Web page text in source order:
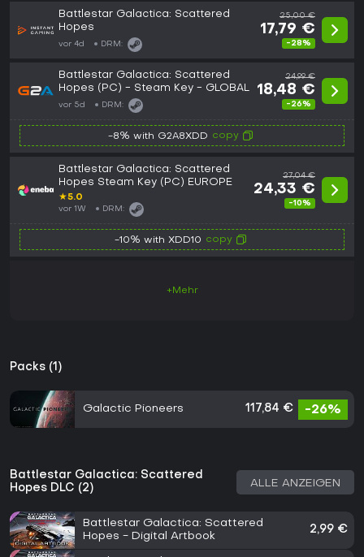
Battlestar Galactica: Scattered
Hopes
vor 4d DRM:
25,00 €
17,79 €
-28%
Battlestar Galactica: Scattered
Hopes (PC) - Steam Key - GLOBAL
vor 5d DRM:
24,99 €
18,48 €
-26%
-8% with G2A8XDD copy
Battlestar Galactica: Scattered
Hopes Steam Key (PC) EUROPE
★5.0
vor 1W DRM:
27,04 €
24,33 €
-10%
-10% with XDD10 copy
+Mehr
Packs (1)
Galactic Pioneers 117,84 € -26%
Battlestar Galactica: Scattered
Hopes DLC (2)
ALLE ANZEIGEN
Battlestar Galactica: Scattered
Hopes - Digital Artbook
2,99 €